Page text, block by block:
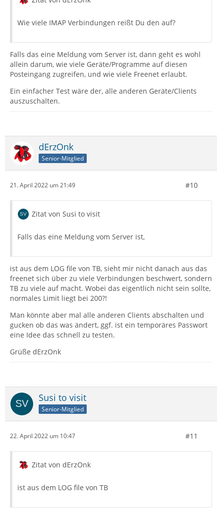
Wie viele IMAP Verbindungen reißt Du den auf?
Falls das eine Meldung vom Server ist, dann geht es wohl
allein darum, wie viele Geräte/Programme auf diesen
Posteingang zugreifen, und wie viele Freenet erlaubt.
Ein einfacher Test wäre der, alle anderen Geräte/Clients
auszuschalten.
dErzOnk
Senior-Mitglied
21. April 2022 um 21:49 #10
Zitat von Susi to visit
Falls das eine Meldung vom Server ist,
ist aus dem LOG file von TB, sieht mir nicht danach aus das
freenet sich über zu viele Verbindungen beschwert, sondern
TB zu viele auf macht. Wobei das eigentlich nicht sein sollte,
normales Limit liegt bei 200?!
Man könnte aber mal alle anderen Clients abschalten und
gucken ob das was ändert, ggf. ist ein temporäres Passwort
eine Idee das schnell zu testen.
Grüße dErzOnk
Susi to visit
Senior-Mitglied
22. April 2022 um 10:47 #11
Zitat von dErzOnk
ist aus dem LOG file von TB